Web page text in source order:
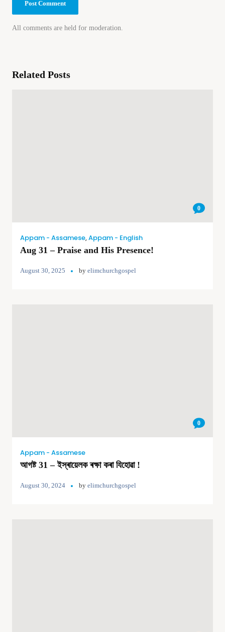
All comments are held for moderation.
Related Posts
0
Appam - Assamese,Appam - English
Aug 31 – Praise and His Presence!
August 30, 2025 by elimchurchgospel
0
Appam - Assamese
আগষ্ট 31 – ইস্ৰায়েলক ৰক্ষা কৰা যিহোৱা !
August 30, 2024 by elimchurchgospel